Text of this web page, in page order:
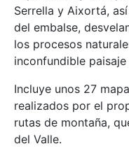
Serrella y Aixortá,
del embalse,
los procesos
inconfundible
Incluye unos 27
realizados por el
rutas de montaña,
del Valle.